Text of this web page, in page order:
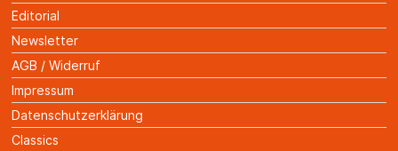
Editorial
Newsletter
AGB / Widerruf
Impressum
Datenschutzerklärung
Classics